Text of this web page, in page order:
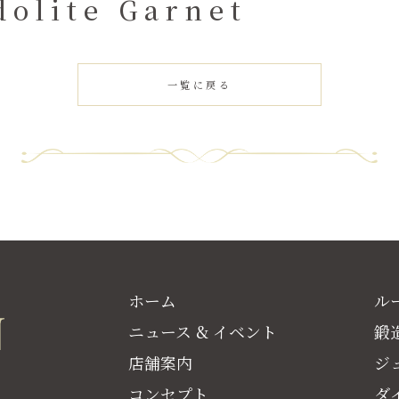
Garnet
一覧に戻る
ホーム
ニュース & イベント
店舗案内
コンセプト
ル
鍛
ジ
ダ